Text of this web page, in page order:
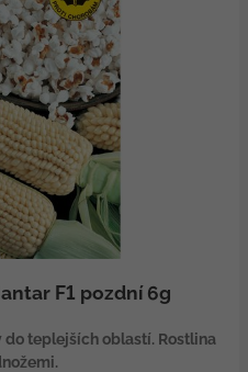
F1 pozdní 6g
teplejších oblastí. Rostlina